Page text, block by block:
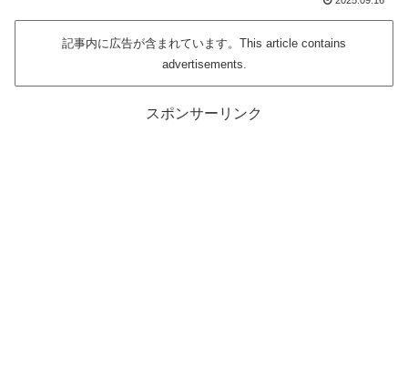
記事内に広告が含まれています。This article contains
advertisements.
スポンサーリンク